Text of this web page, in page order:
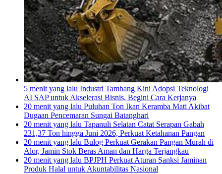
5 menit yang lalu Industri Tambang Kini Adopsi Teknologi
AI SAP untuk Akselerasi Bisnis, Begini Cara Kerjanya
20 menit yang lalu Puluhan Ton Ikan Keramba Mati Akibat
Dugaan Pencemaran Sungai Batanghari
20 menit yang lalu Tapanuli Selatan Catat Serapan Gabah
231,37 Ton hingga Juni 2026, Perkuat Ketahanan Pangan
20 menit yang lalu Bulog Perkuat Gerakan Pangan Murah di
Alor, Jamin Stok Beras Aman dan Harga Terjangkau
20 menit yang lalu BPJPH Perkuat Aturan Sanksi Jaminan
Produk Halal untuk Akuntabilitas Nasional